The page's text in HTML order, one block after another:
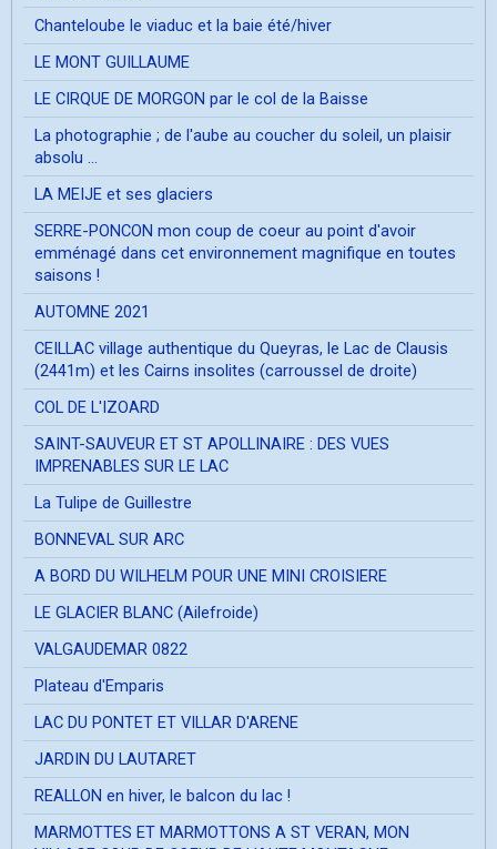
Chanteloube le viaduc et la baie été/hiver
LE MONT GUILLAUME
LE CIRQUE DE MORGON par le col de la Baisse
La photographie ; de l'aube au coucher du soleil, un plaisir
absolu ...
LA MEIJE et ses glaciers
SERRE-PONCON mon coup de coeur au point d'avoir
emménagé dans cet environnement magnifique en toutes
saisons !
AUTOMNE 2021
CEILLAC village authentique du Queyras, le Lac de Clausis
(2441m) et les Cairns insolites (carroussel de droite)
COL DE L'IZOARD
SAINT-SAUVEUR ET ST APOLLINAIRE : DES VUES
IMPRENABLES SUR LE LAC
La Tulipe de Guillestre
BONNEVAL SUR ARC
A BORD DU WILHELM POUR UNE MINI CROISIERE
LE GLACIER BLANC (Ailefroide)
VALGAUDEMAR 0822
Plateau d'Emparis
LAC DU PONTET ET VILLAR D'ARENE
JARDIN DU LAUTARET
REALLON en hiver, le balcon du lac !
MARMOTTES ET MARMOTTONS A ST VERAN, MON